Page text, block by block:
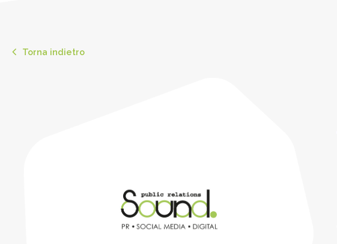
Torna indietro